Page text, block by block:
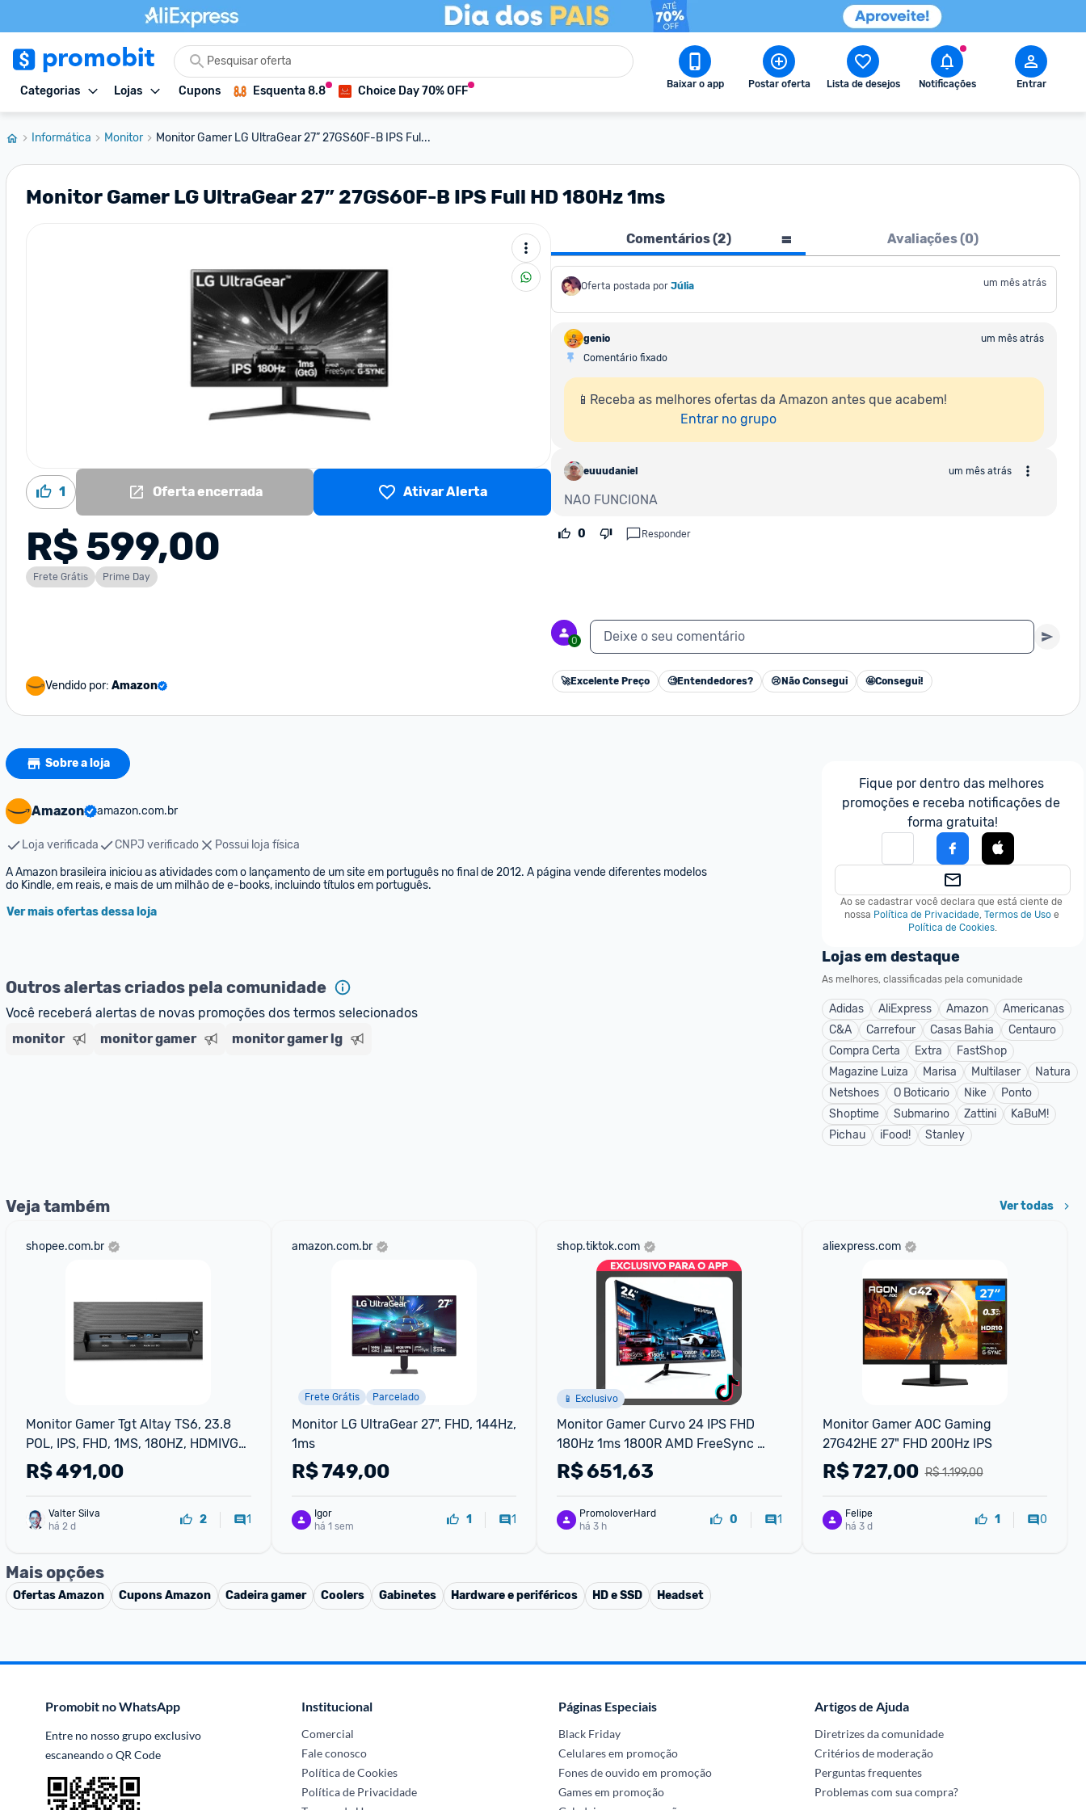
Categorias Lojas Cupons Esquenta 8.8 Choice Day 70% OFF Baixar o app Postar oferta Lista de desejos Notificações Entrar
Informática Monitor Monitor Gamer LG UltraGear 27” 27GS60F-B IPS Ful...
Monitor Gamer LG UltraGear 27” 27GS60F-B IPS Full HD 180Hz 1ms
1 Oferta encerrada Ativar Alerta
R$ 599,00
Frete Grátis Prime Day
Vendido por: Amazon
Comentários (2) Avaliações (0)
Oferta postada por Júlia um mês atrás
genio
um mês atrás
Comentário fixado
📱Receba as melhores ofertas da Amazon antes que acabem!
Entrar no grupo
euuudaniel um mês atrás
NAO FUNCIONA
0 Responder
0 Deixe o seu comentário
🚀Excelente Preço 🧐Entendedores? 😢 Não Consegui 🤩Consegui!
Sobre a loja
Amazon amazon.com.br
Loja verificada CNPJ verificado
Possui loja física
A Amazon brasileira iniciou as atividades com o lançamento de um site em português no final de 2012. A página vende diferentes modelos
do Kindle, em reais, e mais de um milhão de e-books, incluindo títulos em português.
Ver mais ofertas dessa loja
Outros alertas criados pela comunidade
Você receberá alertas de novas promoções dos termos selecionados
monitor
monitor gamer monitor gamer lg
Fique por dentro das melhores
promoções e receba notificações de
forma gratuita!
Ao se cadastrar você declara que está ciente de
nossa Política de Privacidade, Termos de Uso e
Política de Cookies.
Lojas em destaque
As melhores, classificadas pela comunidade
Adidas AliExpress Amazon
Americanas
C&A
Carrefour Casas Bahia
Centauro
Compra Certa
Extra
FastShop
Magazine Luiza
Marisa Multilaser
Natura
Netshoes
O Boticario Nike
Ponto
Shoptime
Submarino Zattini
KaBuM!
Pichau
iFood! Stanley
Veja também Ver todas
shopee.com.br
Monitor Gamer Tgt Altay TS6, 23.8
POL, IPS, FHD, 1MS, 180HZ, HDMIVGA,
Tgt-ATTS6-BL02
R$491,00
Valter Silva
há 2 d
2 1
amazon.com.br
Frete Grátis Parcelado
Monitor LG UltraGear 27", FHD, 144Hz,
1ms
R$749,00
Igor
há 1 sem
1 1
shop.tiktok.com
📱 Exclusivo
Monitor Gamer Curvo 24 IPS FHD
180Hz 1ms 1800R AMD FreeSync
HDMI DP Ajuste de Inclinação Sem
Bordas ideal para PC PS5
R$651,63
PromoloverHard
há 3 h
0 1
aliexpress.com
Monitor Gamer AOC Gaming
27G42HE 27" FHD 200Hz IPS
R$ 1.199,00
R$727,00
Felipe
há 3 d
1 0
Mais opções
OfertasAmazon CuponsAmazon Cadeira gamer Coolers Gabinetes Hardware e periféricos HD e SSD Headset
Promobit no WhatsApp
Entre no nosso grupo exclusivo
escaneando o QR Code
Institucional
Comercial
Fale conosco
Política de Cookies
Política de Privacidade
Páginas Especiais
Black Friday
Celulares em promoção
Fones de ouvido em promoção
Games em promoção
Artigos de Ajuda
Diretrizes da comunidade
Critérios de moderação
Perguntas frequentes
Problemas com sua compra?